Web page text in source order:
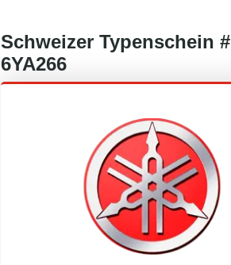
Schweizer Typenschein #
6YA266